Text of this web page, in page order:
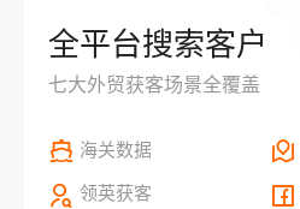
全平台搜索客户
七大外贸获客场景全覆盖
海关数据
领英获客